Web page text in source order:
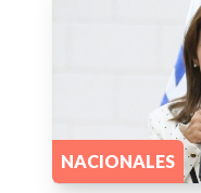
NACIONALES